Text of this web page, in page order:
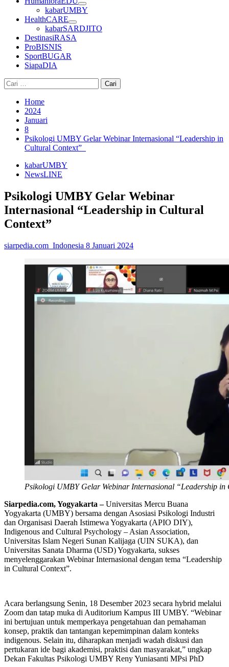
kabarUMBY
HealthCARE
kabarSARDJITO
DestinasiRASA
ProBISNIS
SportBUGAR
SiapaDIA
Cari
untuk:
Home
2024
Januari
8
Psikologi UMBY Gelar Webinar Internasional “Leadership in
Cultural Context”
kabarUMBY
NewsLINE
Psikologi UMBY Gelar Webinar
Internasional “Leadership in Cultural
Context”
siarpedia.com_Indonesia 8 Januari 2024
Psikologi UMBY Gelar Webinar Internasional “Leadership in
Siarpedia.com,Yogyakarta –Universitas Mercu Buana
Yogyakarta (UMBY) bersama dengan Asosiasi Psikologi Industri
dan Organisasi Daerah Istimewa Yogyakarta (APIO DIY),
Indigenous and Cultural Psychology – Asian Association,
Universitas Islam Negeri Sunan Kalijaga (UIN SUKA), dan
Universitas Sanata Dharma (USD) Yogyakarta, sukses
menyelenggarakan Webinar Internasional dengan tema “Leadership
in Cultural Context”.
Acara berlangsung Senin, 18 Desember 2023 secara hybrid melalui
Zoom dan tatap muka di Auditorium Kampus III UMBY. “Webinar
ini bertujuan untuk memperkaya pengetahuan dan pemahaman
konsep, praktik dan tantangan kepemimpinan dalam konteks
indigenous. Selain itu, diharapkan menjadi wadah diskusi dan
pertukaran ide bagi akademisi, praktisi dan masyarakat,” ungkap
Dekan Fakultas Psikologi UMBY Reny Yuniasanti MPsi PhD